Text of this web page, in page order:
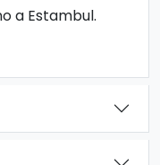
a Estambul.